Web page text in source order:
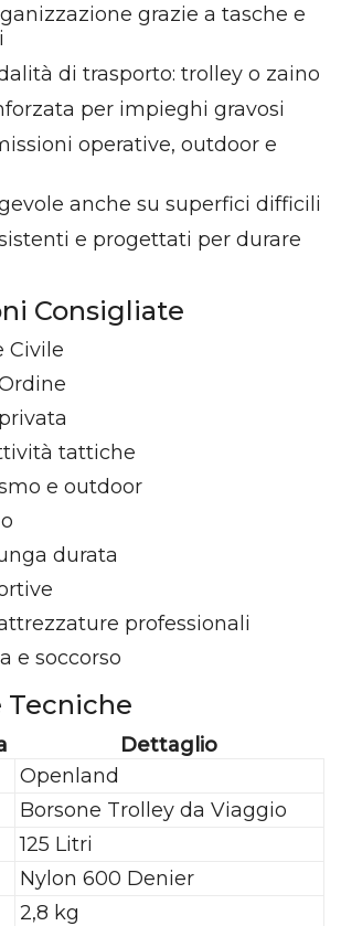
grazie a tasche e
di trasporto: trolley o zaino
per impieghi gravosi
operative, outdoor e
anche su superfici difficili
e progettati per durare
Consigliate
Civile
tattiche
e outdoor
durata
professionali
e soccorso
Tecniche
Dettaglio
Openland
Borsone Trolley da Viaggio
125 Litri
Nylon 600 Denier
2,8 kg